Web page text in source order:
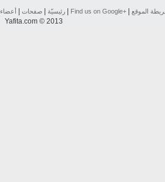
الموقع Find us on ‪Google+‬‏ رئيسيّة صفحات أعضاء
Yafita.com © 2013